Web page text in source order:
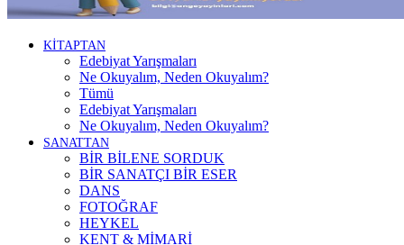
KİTAPTAN
Edebiyat Yarışmaları
Ne Okuyalım, Neden Okuyalım?
Tümü
Edebiyat Yarışmaları
Ne Okuyalım, Neden Okuyalım?
SANATTAN
BİR BİLENE SORDUK
BİR SANATÇI BİR ESER
DANS
FOTOĞRAF
HEYKEL
KENT & MİMARİ